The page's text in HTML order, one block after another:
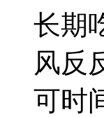
长期
风反
可时